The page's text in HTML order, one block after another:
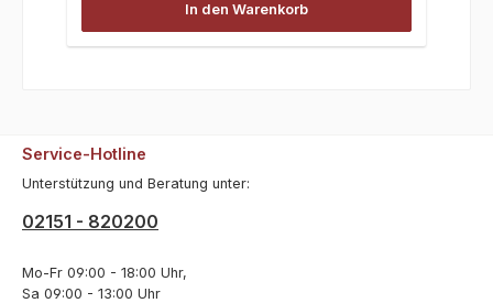
In den Warenkorb
Service-Hotline
Unterstützung und Beratung unter:
02151 - 820200
Mo-Fr 09:00 - 18:00 Uhr,
Sa 09:00 - 13:00 Uhr